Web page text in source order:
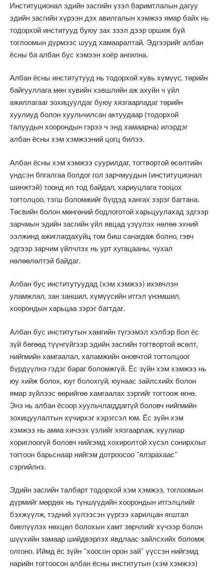
Институционал эдийн засгийн үзэл баримтлалын дагуу
эдийн засгийн хүрээн дэх авилгалын хэмжээ ямар байх нь
тодорхой институуд буюу зах зээл дээр оршиж буй
тоглоомын дүрмээс шууд хамааралтай. Эдгээрийг албан
ёсны ба албан бус хэмээн хоёр ангилна.
Албан ёсны институтууд нь тодорхой хувь хүмүүс, төрийн
байгууллага мөн хувийн хэвшлийн аж ахуйн ч үйл
ажиллагааг зохицуулдаг буюу хязгаарладаг төрийн
хуулиуд болон хуульчилсан актуудаар (тодорхой
талуудын хоорондын гэрээ ч энд хамаарна) илэрдэг
албан ёсны хэм хэмжээний цогц билээ.
Албан ёсны хэм хэмжээ суурилдаг, тогтвортой өсөлтийн
үндсэн бпгалгаа болдог гол зарчмуудын (институционал
шинжтэй) тоонд ил тод байдал, хариуцлага тооцох
тогтолцоо, тэгш боломжийг бүгдэд хангах зэрэг багтана.
Төсвийн болон мөнгөний бодлоготой харьцуулахад эдгээр
зарчмын эдийн засгийн үйл явцад үзүүлэх нөлөө эхний
ээлжинд ажиглагдахуйц том биш санагдаж болно, гэвч
эдгээр зарчим үйлчлэх нь урт хугацааны, чухал
нөлөөлөлтэй байдаг.
Албан бус институтуудад (хэм хэмжээ) ихэвчлэн
уламжлал, зан заншил, хүмүүсийн итгэл үнэмшил,
хоорондын харьцаа зэрэг багтдаг.
Албан бус институтын хамгийн түгээмэл хэлбэр бол ёс
зүй бөгөөд түүнгүйгээр эдийн засгийн тогтвортой өсөлт,
нийгмийн хамгаалал, халамжийн оновчтой тогтолцоог
бүрдүүлнэ гэдэг бараг боломжгүй. Ёс зүйн хэм хэмжээ нь
юу хийж болох, юуг болохгүй, юунаас зайлсхийх болон
ямар зүйлээс өөрийгөө хамгаалах зэргийг тогтоож өгнө.
Энэ нь албан ёсоор хуульчлагддаггүй боловч нийгмийн
зохицуулалтын хүчирхэг хэрэгсэл юм. Ёс зүйн хэм
хэмжээ нь амиа хичээх үзлийг хязгаарлаж, хуулиар
хориглоогүй боловч нийгэмд хохиролтой хүсэл сонирхлыг
тогтоон барьснаар нийгэм дотроосоо “ялзрахаас”
сэргийлнэ.
Эдийн засгийн талбарт тодорхой хэм хэмжээ, тоглоомын
дүрмийг мөрдөх нь түншүүдийн хоорондын итгэлцлийг
бэхжүүлж, тэдний хүлээсэн үүргээ харилцан ягштал
биелүүлэх нөхцөл болохын хамт зөрчлийг хүчээр болон
шүүхийн замаар шийдвэрлэх явдлаас зайлсхийх боломж
олгоно. Иймд ёс зүйн “хоосон орон зай” үүссэн нийгэмд
нарийн тогтоосон албан ёсны институтын (хэм хэмжээ)